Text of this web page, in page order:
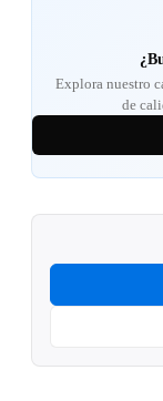
Explora nuestro
de